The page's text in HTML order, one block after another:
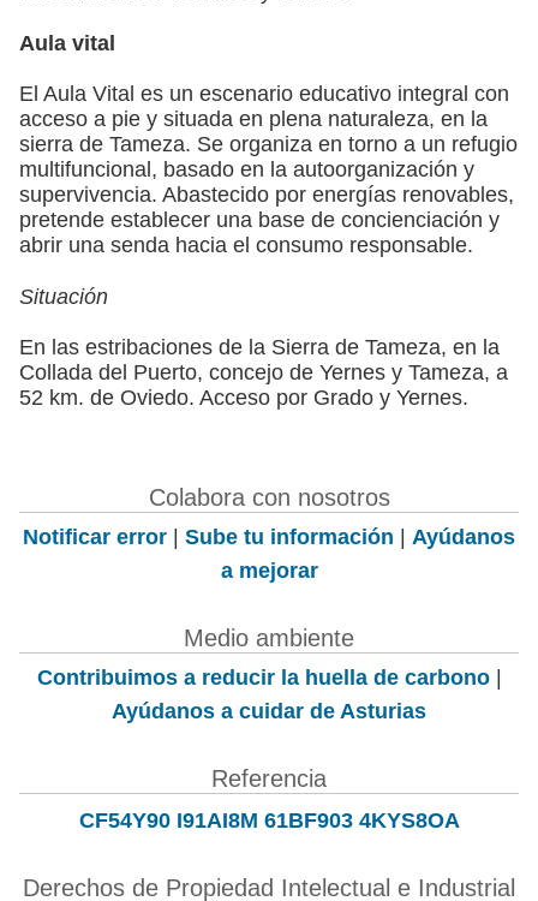
Aula vital
El Aula Vital es un escenario educativo integral con
acceso a pie y situada en plena naturaleza, en la
sierra de Tameza. Se organiza en torno a un refugio
multifuncional, basado en la autoorganización y
supervivencia. Abastecido por energías renovables,
pretende establecer una base de concienciación y
abrir una senda hacia el consumo responsable.
Situación
En las estribaciones de la Sierra de Tameza, en la
Collada del Puerto, concejo de Yernes y Tameza, a
52 km. de Oviedo. Acceso por Grado y Yernes.
Colabora con nosotros
Notificar error | Sube tu información | Ayúdanos
a mejorar
Medio ambiente
Contribuimos a reducir la huella de carbono|
Ayúdanos a cuidar de Asturias
Referencia
CF54Y90 I91AI8M 61BF903 4KYS8OA
Derechos de Propiedad Intelectual e Industrial